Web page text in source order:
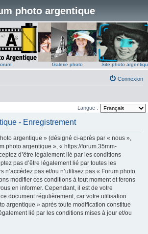
photo argentique
Galerie photo Site photo
Connexion
Langue :
- Enregistrement
argentique » (désigné ci-après par « nous »,
photo argentique », « https://forum.35mm-
d’être légalement lié par les conditions
pas d’être légalement lié par toutes les
n’accédez pas et/ou n’utilisez pas « Forum photo
modifier ces conditions à tout moment et ferons
en informer. Cependant, il est de votre
document régulièrement, car votre utilisation
argentique » après toute modification constitue
lié par les conditions mises à jour et/ou